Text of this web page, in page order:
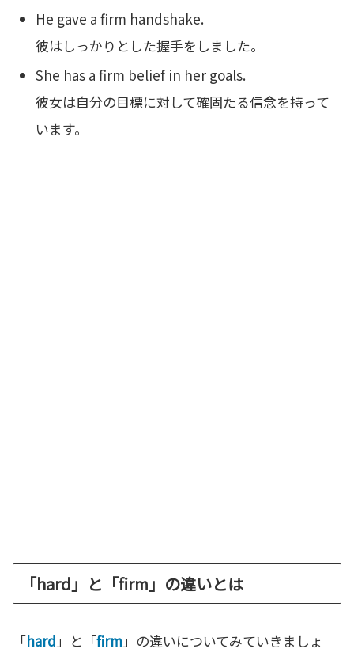
He gave a firm handshake.
彼はしっかりとした握手をしました。
She has a firm belief in her goals.
彼女は自分の目標に対して確固たる信念を持って
います。
「hard」と「firm」の違いとは
「hard」と「firm」の違いについてみていきましょ